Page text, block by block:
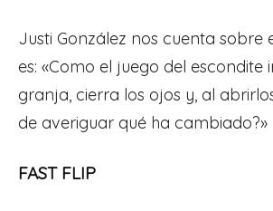
Justi González nos cuenta sobre
es: «Como el juego del escondite
granja, cierra los ojos y, al
de averiguar qué ha cambiado?»
FAST FLIP